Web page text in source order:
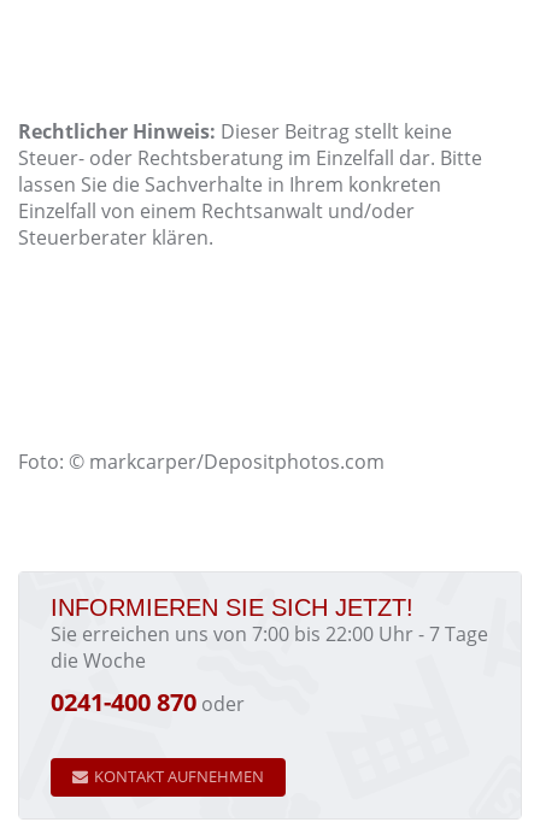
Rechtlicher Hinweis: Dieser Beitrag stellt keine
Steuer- oder Rechtsberatung im Einzelfall dar. Bitte
lassen Sie die Sachverhalte in Ihrem konkreten
Einzelfall von einem Rechtsanwalt und/oder
Steuerberater klären.
Foto: © markcarper/Depositphotos.com
INFORMIEREN SIE SICH JETZT!
Sie erreichen uns von 7:00 bis 22:00 Uhr - 7 Tage
die Woche
0241-400 870 oder
KONTAKT AUFNEHMEN